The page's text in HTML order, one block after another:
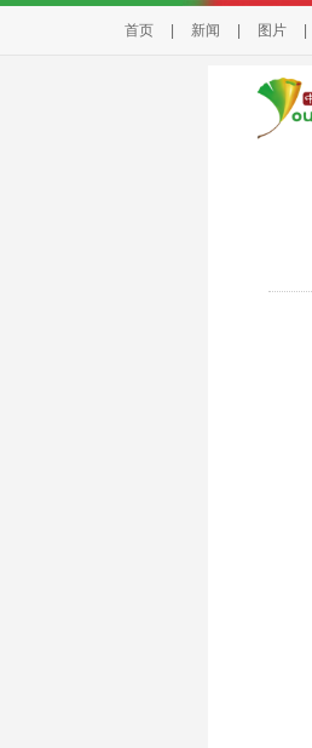
首页 新闻 图片